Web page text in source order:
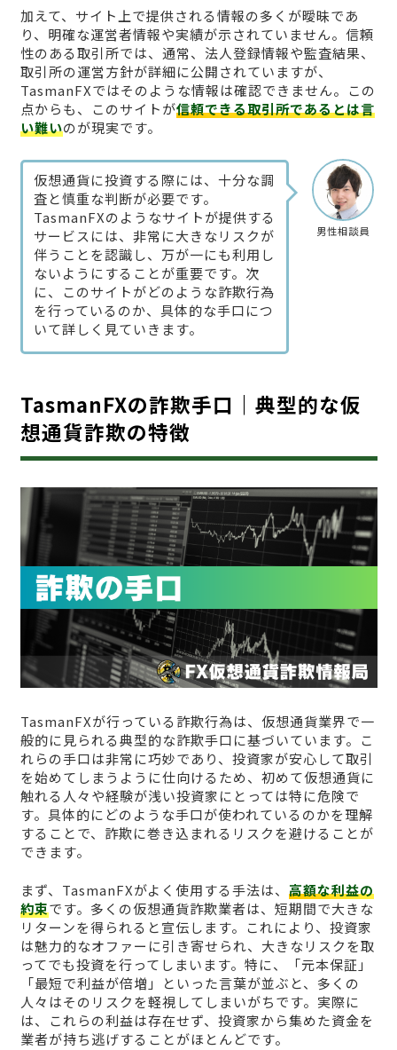
加えて、サイト上で提供される情報の多くが曖昧であ
り、明確な運営者情報や実績が示されていません。信頼
性のある取引所では、通常、法人登録情報や監査結果、
取引所の運営方針が詳細に公開されていますが、
TasmanFXではそのような情報は確認できません。この
点からも、このサイトが信頼できる取引所であるとは言
い難いのが現実です。
男性相談員
仮想通貨に投資する際には、十分な調
査と慎重な判断が必要です。
TasmanFXのようなサイトが提供する
サービスには、非常に大きなリスクが
伴うことを認識し、万が一にも利用し
ないようにすることが重要です。次
に、このサイトがどのような詐欺行為
を行っているのか、具体的な手口につ
いて詳しく見ていきます。
TasmanFXの詐欺手口｜典型的な仮
想通貨詐欺の特徴
TasmanFXが行っている詐欺行為は、仮想通貨業界で一
般的に見られる典型的な詐欺手口に基づいています。こ
れらの手口は非常に巧妙であり、投資家が安心して取引
を始めてしまうように仕向けるため、初めて仮想通貨に
触れる人々や経験が浅い投資家にとっては特に危険で
す。具体的にどのような手口が使われているのかを理解
することで、詐欺に巻き込まれるリスクを避けることが
できます。
まず、TasmanFXがよく使用する手法は、 高額な利益の
約束です。多くの仮想通貨詐欺業者は、短期間で大きな
リターンを得られると宣伝します。これにより、投資家
は魅力的なオファーに引き寄せられ、大きなリスクを取
ってでも投資を行ってしまいます。特に、「元本保証」
「最短で利益が倍増」といった言葉が並ぶと、多くの
人々はそのリスクを軽視してしまいがちです。実際に
は、これらの利益は存在せず、投資家から集めた資金を
業者が持ち逃げすることがほとんどです。